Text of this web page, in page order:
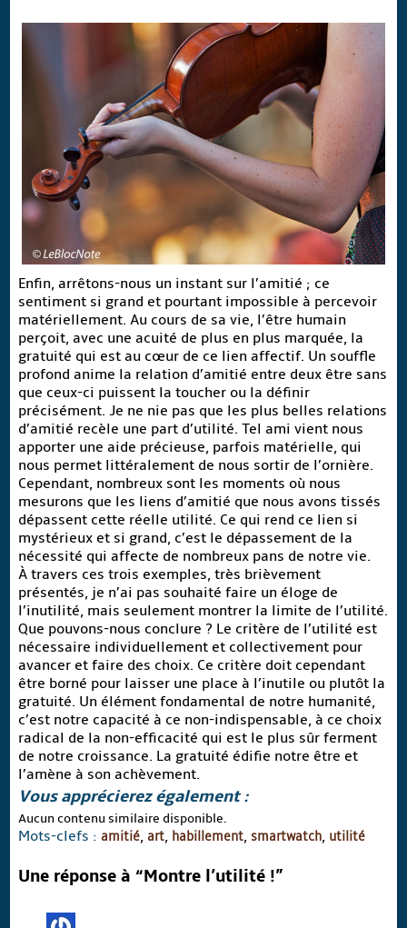
Enfin, arrêtons-nous un instant sur l’amitié ; ce
sentiment si grand et pourtant impossible à percevoir
matériellement. Au cours de sa vie, l’être humain
perçoit, avec une acuité de plus en plus marquée, la
gratuité qui est au cœur de ce lien affectif. Un souffle
profond anime la relation d’amitié entre deux être sans
que ceux-ci puissent la toucher ou la définir
précisément. Je ne nie pas que les plus belles relations
d’amitié recèle une part d’utilité. Tel ami vient nous
apporter une aide précieuse, parfois matérielle, qui
nous permet littéralement de nous sortir de l’ornière.
Cependant, nombreux sont les moments où nous
mesurons que les liens d’amitié que nous avons tissés
dépassent cette réelle utilité. Ce qui rend ce lien si
mystérieux et si grand, c’est le dépassement de la
nécessité qui affecte de nombreux pans de notre vie.
À travers ces trois exemples, très brièvement
présentés, je n’ai pas souhaité faire un éloge de
l’inutilité, mais seulement montrer la limite de l’utilité.
Que pouvons-nous conclure ? Le critère de l’utilité est
nécessaire individuellement et collectivement pour
avancer et faire des choix. Ce critère doit cependant
être borné pour laisser une place à l’inutile ou plutôt la
gratuité. Un élément fondamental de notre humanité,
c’est notre capacité à ce non-indispensable, à ce choix
radical de la non-efficacité qui est le plus sûr ferment
de notre croissance. La gratuité édifie notre être et
l’amène à son achèvement.
Vous apprécierez également :
Aucun contenu similaire disponible.
Mots-clefs : amitié, art, habillement, smartwatch, utilité
Une réponse à “Montre l’utilité !”